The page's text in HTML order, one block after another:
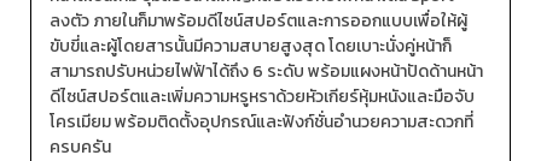
ลงตัว ภายในก็มาพร้อมดีไซน์สปอร์ตและการออกแบบเพื่อให้ผู้
ขับขี่และผู้โดยสารนั้นมีความสบายสูงสุด โดยเบาะนั่งคู่หน้าก็
สามารถปรับหน่วยไฟฟ้าได้ถึง 6 ระดับ พร้อมแผงหน้าปัดด้านหน้า
ดีไซน์สปอร์ตและเพิ่มความหรูหราด้วยหัวเกียร์หุ้มหนังและมือจับ
โครเมียม พร้อมติดตั้งอุปกรณ์และฟังก์ชั่นอำนวยความสะดวกที่
ครบครัน